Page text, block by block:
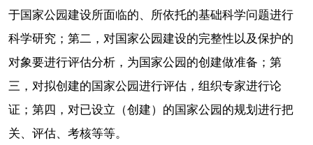
于国家公园建设所面临的、所依托的基础科学问题进行
科学研究；第二，对国家公园建设的完整性以及保护的
对象要进行评估分析，为国家公园的创建做准备；第
三，对拟创建的国家公园进行评估，组织专家进行论
证；第四，对已设立（创建）的国家公园的规划进行把
关、评估、考核等等。